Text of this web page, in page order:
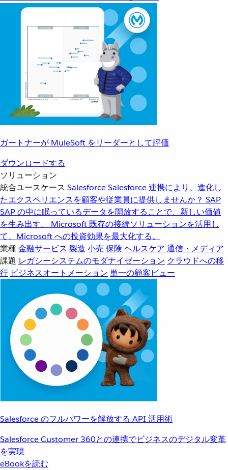
ガートナーが MuleSoft をリーダーとして評価
ダウンロードする
ソリューション
統合ユースケース SalesforceSalesforce 連携により、進化し
たエクスペリエンスを顧客や従業員に提供しませんか？ SAP
SAP の中に眠っているデータを開放することで、新しい価値
を生み出す。
Microsoft 既存の接続ソリューションを活用し
て、Microsoft への投資効果を最大化する。
業種金融サービス 製造 小売 保険 ヘルスケア 通信・メディア
課題 レガシーシステムのモダナイゼーション クラウドへの移
行 ビジネスオートメーション 単一の顧客ビュー
Salesforce のフルパワーを解放する API 活用術
Salesforce Customer 360との連携でビジネスのデジタル変革
を実現
eBookを読む